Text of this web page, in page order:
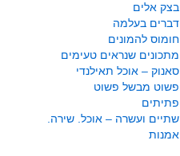
בצק אלים
דברים בעלמה
חומוס להמונים
מתכונים שנראים טעימים
סאנוק – אוכל תאילנדי
פשוט מבשל פשוט
פתיתים
שתיים ועשרה – אוכל. שירה.
אמנות